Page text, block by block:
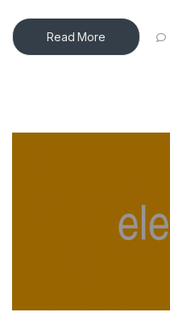
Read More